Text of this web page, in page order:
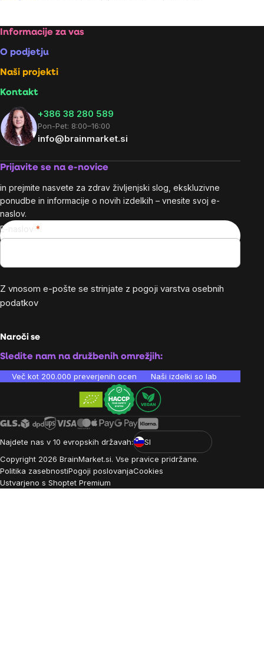
Footer
Informacije za vas
O podjetju
Naši projekti
Kontakt
+386 38 280 589
Pon-Pet: 8:00–16:00
info@brainmarket.si
Prijavite se na e-novice
in prejmite nasvete za zdrav življenjski slog, ekskluzivne
ponudbe in informacije o novih izdelkih – vnesite svoj e-
naslov.
E-naslov
Z vnosom e-pošte se strinjate z pogoji varstva osebnih
podatkov
Naroči se
Sledite nam na družbenih omrežjih:
Več kot 200.000 preverjenih ocen Naši izdelki so laboratorijsko
Najdete nas v 10 evropskih državah:
SI
Copyright 2026 BrainMarket.si. Vse pravice pridržane.
Politika zasebnostiPogoji poslovanjaCookies
Ustvarjeno s Shoptet Premium